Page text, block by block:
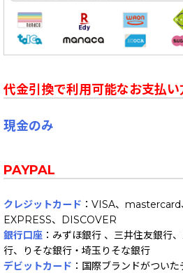
代金引換で利用可能なお支払
現金のみ
PAYPAL
クレジットカード ：VISA、
EXPRESS、DISCOVER
銀行口座 ：みずほ銀行 、三井住友銀行
行、りそな銀行・埼玉りそな銀行
デビットカード ：国際ブランドがつい